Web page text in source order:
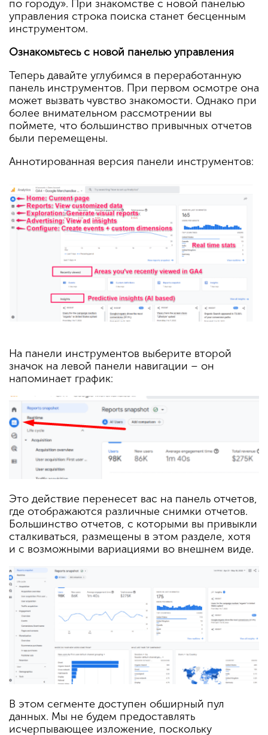
по городу». При знакомстве с новой панелью
управления строка поиска станет бесценным
инструментом.
Ознакомьтесь с новой панелью управления
Теперь давайте углубимся в переработанную
панель инструментов. При первом осмотре она
может вызвать чувство знакомости. Однако при
более внимательном рассмотрении вы
поймете, что большинство привычных отчетов
были перемещены.
Аннотированная версия панели инструментов:
На панели инструментов выберите второй
значок на левой панели навигации – он
напоминает график:
Это действие перенесет вас на панель отчетов,
где отображаются различные снимки отчетов.
Большинство отчетов, с которыми вы привыкли
сталкиваться, размещены в этом разделе, хотя
и с возможными вариациями во внешнем виде.
В этом сегменте доступен обширный пул
данных. Мы не будем предоставлять
исчерпывающее изложение, поскольку